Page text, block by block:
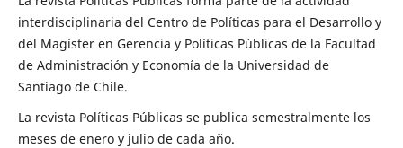
interdisciplinaria del Centro de Políticas para el Desarrollo y
del Magíster en Gerencia y Políticas Públicas de la Facultad
de Administración y Economía de la Universidad de
Santiago de Chile.
La revista Políticas Públicas se publica semestralmente los
meses de enero y julio de cada año.